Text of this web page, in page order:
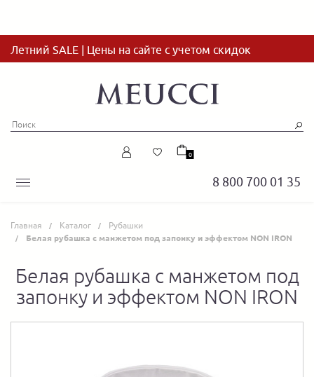
Летний SALE | Цены на сайте с учетом скидок
8 800 700 01 35
0
Главная Каталог Рубашки
Белая рубашка с манжетом под запонку и эффектом NON IRON
Белая рубашка с манжетом под
запонку и эффектом NON IRON